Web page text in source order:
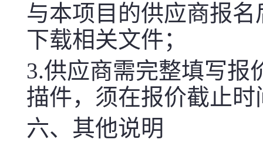
与本项目的供应商报
下载相关文件；
3.供应商需完整填写报
描件，须在报价截止
六、其他说明